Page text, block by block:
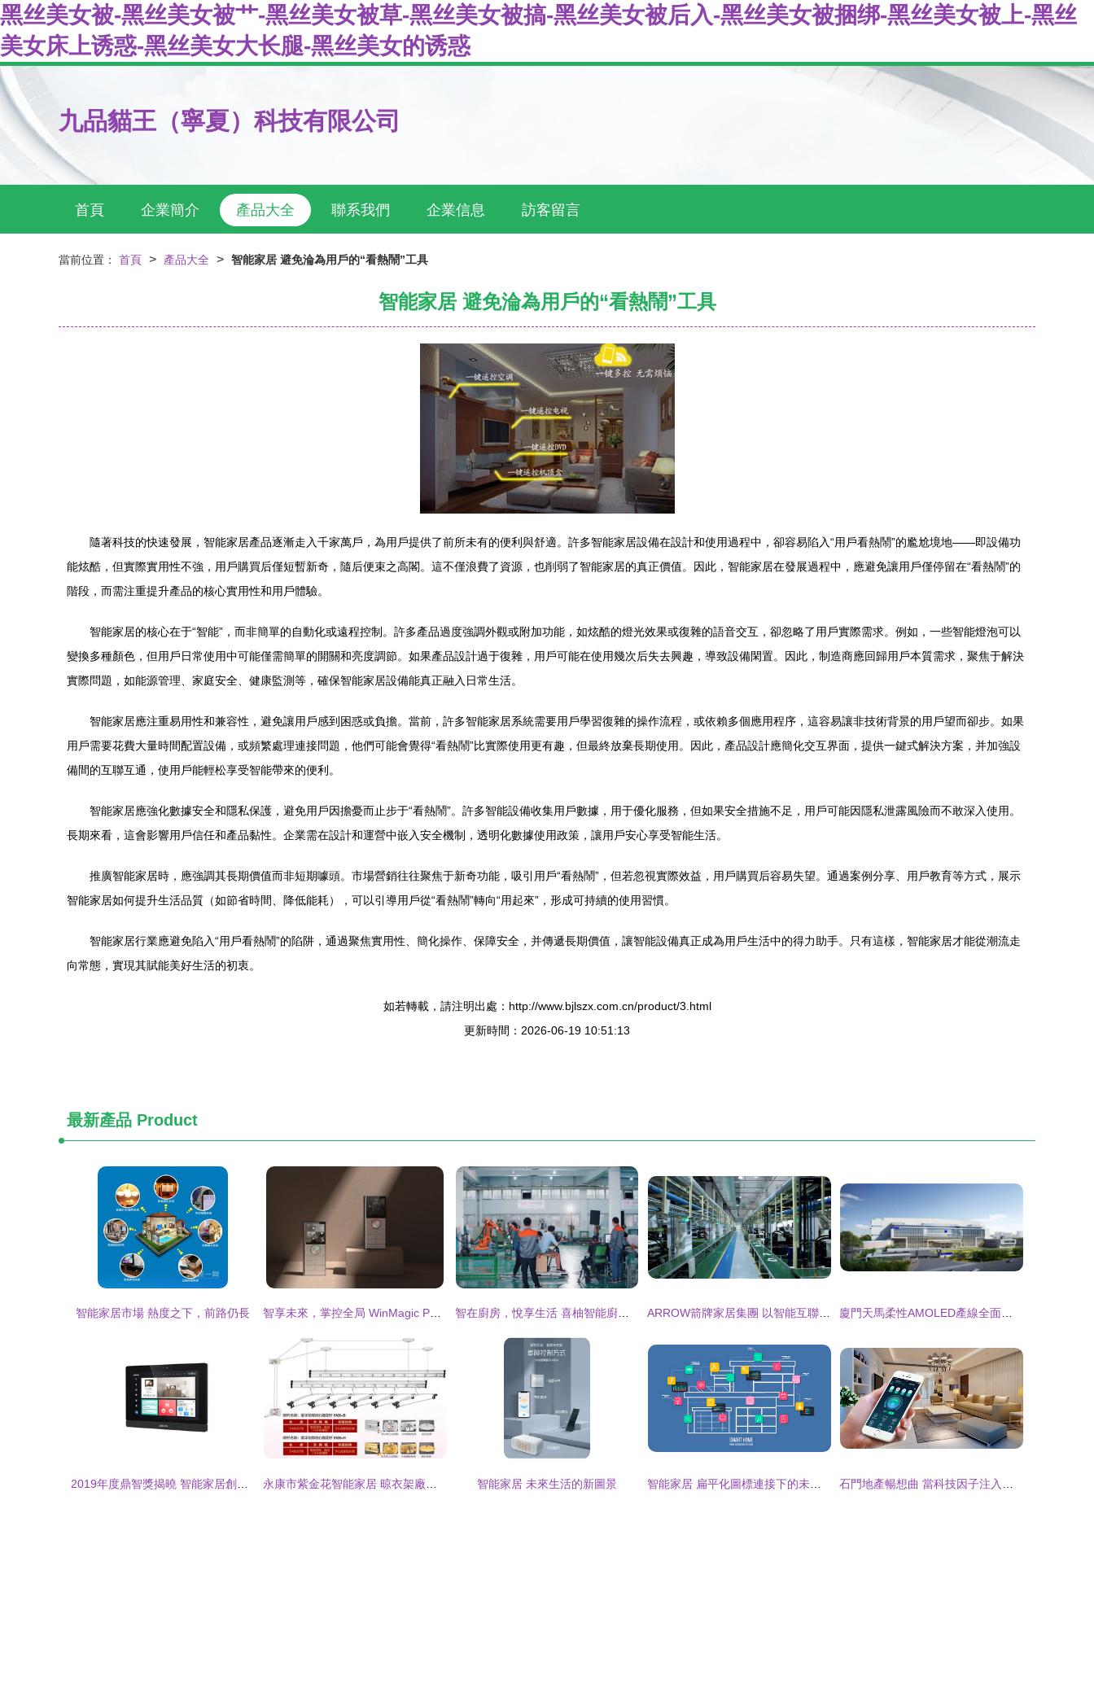
黑丝美女被-黑丝美女被艹-黑丝美女被草-黑丝美女被搞-黑丝美女被后入-黑丝美女被捆绑-黑丝美女被上-黑丝
美女床上诱惑-黑丝美女大长腿-黑丝美女的诱惑
九品貓王（寧夏）科技有限公司
首頁 企業簡介 產品大全 聯系我們 企業信息 訪客留言
當前位置： 首頁 > 產品大全 > 智能家居 避免淪為用戶的“看熱鬧”工具
智能家居 避免淪為用戶的“看熱鬧”工具
隨著科技的快速發展，智能家居產品逐漸走入千家萬戶，為用戶提供了前所未有的便利與舒適。許多智能家居設備在設計和使用過程中，卻容易陷入“用戶看熱鬧”的尷尬境地——即設備功
能炫酷，但實際實用性不強，用戶購買后僅短暫新奇，隨后便束之高閣。這不僅浪費了資源，也削弱了智能家居的真正價值。因此，智能家居在發展過程中，應避免讓用戶僅停留在“看熱鬧”的
階段，而需注重提升產品的核心實用性和用戶體驗。
智能家居的核心在于“智能”，而非簡單的自動化或遠程控制。許多產品過度強調外觀或附加功能，如炫酷的燈光效果或復雜的語音交互，卻忽略了用戶實際需求。例如，一些智能燈泡可以
變換多種顏色，但用戶日常使用中可能僅需簡單的開關和亮度調節。如果產品設計過于復雜，用戶可能在使用幾次后失去興趣，導致設備閑置。因此，制造商應回歸用戶本質需求，聚焦于解決
實際問題，如能源管理、家庭安全、健康監測等，確保智能家居設備能真正融入日常生活。
智能家居應注重易用性和兼容性，避免讓用戶感到困惑或負擔。當前，許多智能家居系統需要用戶學習復雜的操作流程，或依賴多個應用程序，這容易讓非技術背景的用戶望而卻步。如果
用戶需要花費大量時間配置設備，或頻繁處理連接問題，他們可能會覺得“看熱鬧”比實際使用更有趣，但最終放棄長期使用。因此，產品設計應簡化交互界面，提供一鍵式解決方案，并加強設
備間的互聯互通，使用戶能輕松享受智能帶來的便利。
智能家居應強化數據安全和隱私保護，避免用戶因擔憂而止步于“看熱鬧”。許多智能設備收集用戶數據，用于優化服務，但如果安全措施不足，用戶可能因隱私泄露風險而不敢深入使用。
長期來看，這會影響用戶信任和產品黏性。企業需在設計和運營中嵌入安全機制，透明化數據使用政策，讓用戶安心享受智能生活。
推廣智能家居時，應強調其長期價值而非短期噱頭。市場營銷往往聚焦于新奇功能，吸引用戶“看熱鬧”，但若忽視實際效益，用戶購買后容易失望。通過案例分享、用戶教育等方式，展示
智能家居如何提升生活品質（如節省時間、降低能耗），可以引導用戶從“看熱鬧”轉向“用起來”，形成可持續的使用習慣。
智能家居行業應避免陷入“用戶看熱鬧”的陷阱，通過聚焦實用性、簡化操作、保障安全，并傳遞長期價值，讓智能設備真正成為用戶生活中的得力助手。只有這樣，智能家居才能從潮流走
向常態，實現其賦能美好生活的初衷。
如若轉載，請注明出處：http://www.bjlszx.com.cn/product/3.html
更新時間：2026-06-19 10:51:13
最新產品 Product
智能家居市場 熱度之下，前路仍長
智能家居 未來生活的新圖景